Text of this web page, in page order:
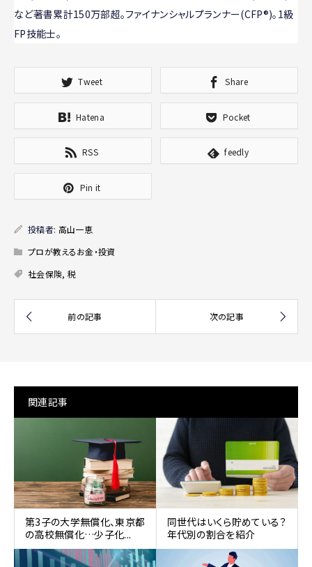
など著書累計150万部超。ファイナンシャルプランナー(CFP®)。1級
FP技能士。
Tweet Share
Hatena Pocket
RSS feedly
Pin it
投稿者: 高山一恵
プロが教えるお金・投資
社会保険, 税
関連記事
第3子の大学無償化、東京都
の高校無償化…少子化...
同世代はいくら貯めている？
年代別の割合を紹介